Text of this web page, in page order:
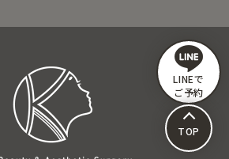
LINEで
ご予約
TOP